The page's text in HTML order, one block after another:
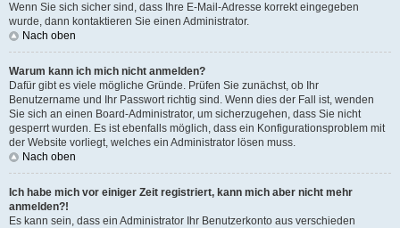
Wenn Sie sich sicher sind, dass Ihre E-Mail-Adresse korrekt eingegeben
wurde, dann kontaktieren Sie einen Administrator.
Nach oben
Warum kann ich mich nicht anmelden?
Dafür gibt es viele mögliche Gründe. Prüfen Sie zunächst, ob Ihr
Benutzername und Ihr Passwort richtig sind. Wenn dies der Fall ist, wenden
Sie sich an einen Board-Administrator, um sicherzugehen, dass Sie nicht
gesperrt wurden. Es ist ebenfalls möglich, dass ein Konfigurationsproblem mit
der Website vorliegt, welches ein Administrator lösen muss.
Nach oben
Ich habe mich vor einiger Zeit registriert, kann mich aber nicht mehr
anmelden?!
Es kann sein, dass ein Administrator Ihr Benutzerkonto aus verschieden